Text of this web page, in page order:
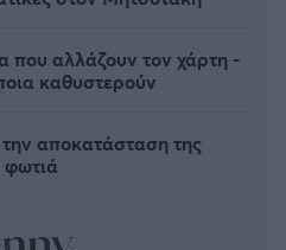
που αλλάζουν τον χάρτη -
καθυστερούν
αποκατάσταση της
φωτιά